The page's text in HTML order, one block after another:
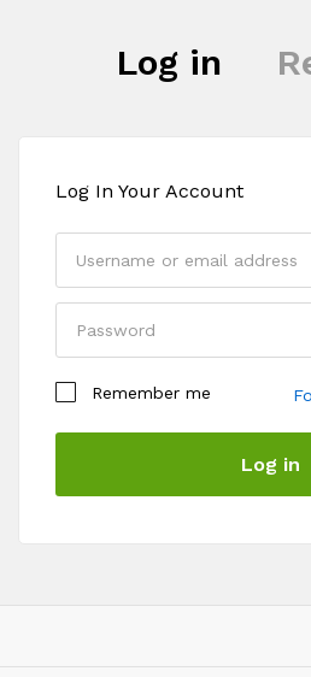
Log in
Log In Your Account
Remember me
Log in